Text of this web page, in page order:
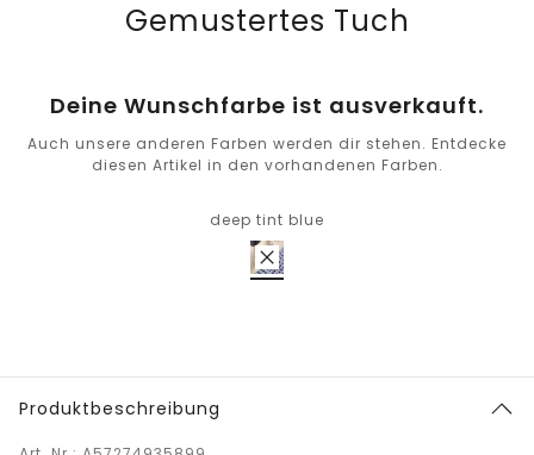
Gemustertes Tuch
Deine Wunschfarbe ist ausverkauft.
Auch unsere anderen Farben werden dir stehen. Entdecke
diesen Artikel in den vorhandenen Farben.
deep tint blue
Produktbeschreibung